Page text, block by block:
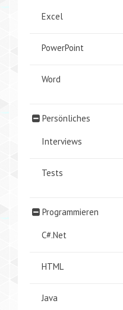
Excel
PowerPoint
Word
Persönliches
Interviews
Tests
Programmieren
C#.Net
HTML
Java